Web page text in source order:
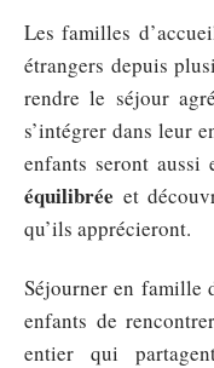
Les familles
étrangers depuis
rendre le séjour
s’intégrer dans leur
enfants seront aussi
équilibrée et
qu’ils apprécieront.
Séjourner en famille
enfants de
entier qui